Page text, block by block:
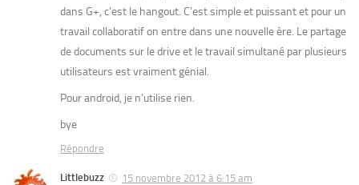
dans G+, c’est le hangout. C’est simple et puissant et pour un
travail collaboratif on entre dans une nouvelle ère. Le partage
de documents sur le drive et le travail simultané par plusieurs
utilisateurs est vraiment génial.
Pour android, je n’utilise rien.
bye
Répondre
Littlebuzz 15 novembre 2012 à 6:15 am